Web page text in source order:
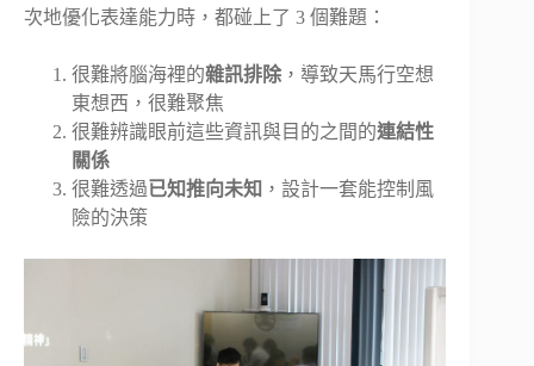
次地優化表達能力時，都碰上了 3 個難題：
很難將腦海裡的雜訊排除，導致天馬行空想
東想西，很難聚焦
很難辨識眼前這些資訊與目的之間的連結性
關係
很難透過已知推向未知 ，設計一套能控制風
險的決策